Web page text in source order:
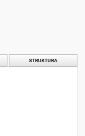
STRUKTURA